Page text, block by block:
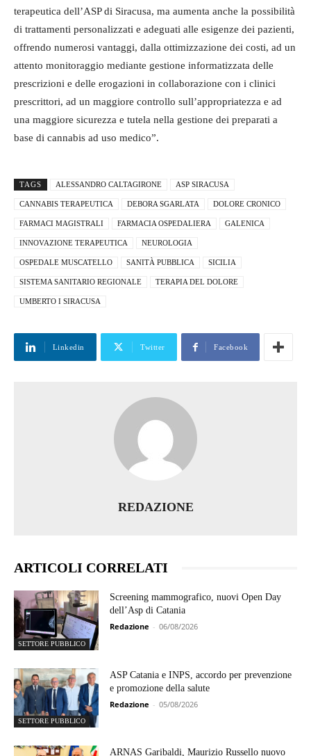
terapeutica dell’ASP di Siracusa, ma aumenta anche la possibilità
di trattamenti personalizzati e adeguati alle esigenze dei pazienti,
offrendo numerosi vantaggi, dalla ottimizzazione dei costi, ad un
attento monitoraggio mediante gestione informatizzata delle
prescrizioni e delle erogazioni in collaborazione con i clinici
prescrittori, ad un maggiore controllo sull’appropriatezza e ad
una maggiore sicurezza e tutela nella gestione dei preparati a
base di cannabis ad uso medico”.
TAGS ALESSANDRO CALTAGIRONE ASP SIRACUSA
CANNABIS TERAPEUTICA DEBORA SGARLATA DOLORE CRONICO
FARMACI MAGISTRALI FARMACIA OSPEDALIERA GALENICA
INNOVAZIONE TERAPEUTICA NEUROLOGIA
OSPEDALE MUSCATELLO SANITÀ PUBBLICA SICILIA
SISTEMA SANITARIO REGIONALE TERAPIA DEL DOLORE
UMBERTO I SIRACUSA
Linkedin Twitter Facebook
REDAZIONE
ARTICOLI CORRELATI
SETTORE PUBBLICO
Screening mammografico, nuovi Open Day
dell’Asp di Catania
Redazione - 06/08/2026
SETTORE PUBBLICO
ASP Catania e INPS, accordo per prevenzione
e promozione della salute
Redazione - 05/08/2026
ARNAS Garibaldi, Maurizio Russello nuovo